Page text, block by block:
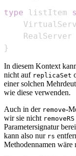
type listItem
}
In diesem Kontext
nicht auf replicaSet
einer solchen
wie diese verwenden.
Auch in der remove-
wir sie nicht removeRS
Parametersignatur
kann also nur rs
Methodennamen wäre